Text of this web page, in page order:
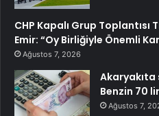
CHP Kapalı Grup Toplantısı
Emir: “Oy Birliğiyle Önemli
Ağustos 7, 2026
Akaryakıta
Benzin 70
Ağustos 7,